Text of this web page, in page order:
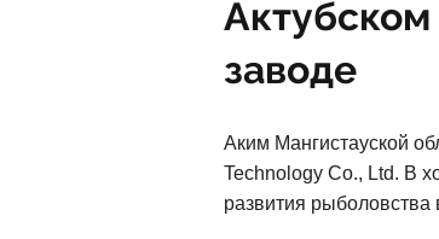
заводе
Аким Мангистауской
Technology Co., Ltd. В
развития рыболовства